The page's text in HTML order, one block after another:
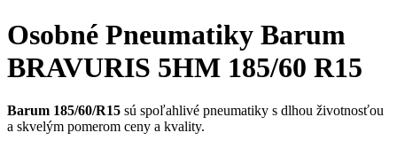
Osobné Pneumatiky Barum
BRAVURIS 5HM 185/60 R15
Barum 185/60/R15 sú spoľahlivé pneumatiky s dlhou životnosťou
a skvelým pomerom ceny a kvality.